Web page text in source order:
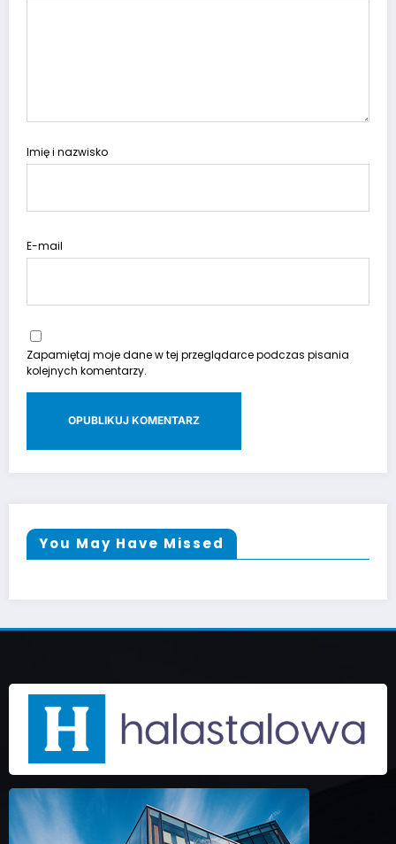
Imię i nazwisko
E-mail
Zapamiętaj moje dane w tej przeglądarce podczas pisania
kolejnych komentarzy.
You May Have Missed